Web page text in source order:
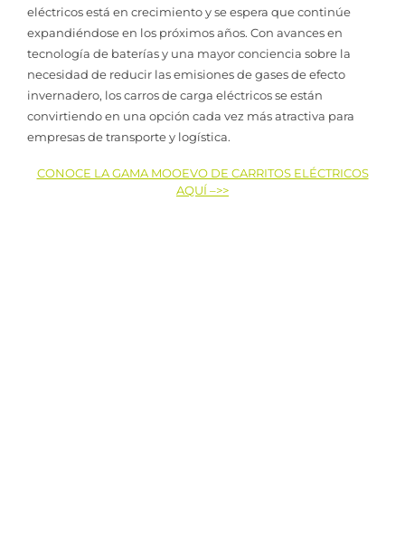
eléctricos está en crecimiento y se espera que continúe
expandiéndose en los próximos años. Con avances en
tecnología de baterías y una mayor conciencia sobre la
necesidad de reducir las emisiones de gases de efecto
invernadero, los carros de carga eléctricos se están
convirtiendo en una opción cada vez más atractiva para
empresas de transporte y logística.
CONOCE LA GAMA MOOEVO DE CARRITOS ELÉCTRICOS
AQUÍ –>>